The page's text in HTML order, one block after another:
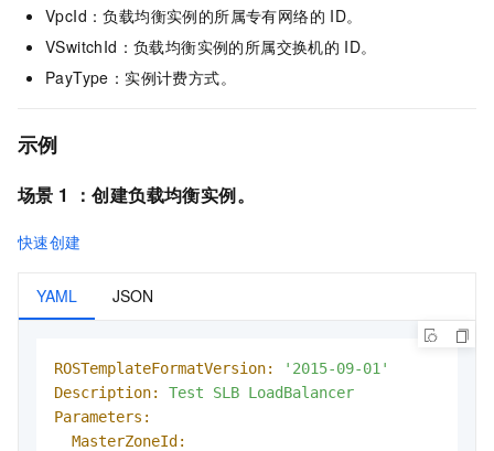
VpcId：负载均衡实例的所属专有网络的 ID。
VSwitchId：负载均衡实例的所属交换机的 ID。
PayType：实例计费方式。
示例
场景 1 ：创建负载均衡实例。
快速创建
YAML JSON
ROSTemplateFormatVersion:
'2015-09-01'
Description:
Test SLB LoadBalancer
Parameters:
MasterZoneId: